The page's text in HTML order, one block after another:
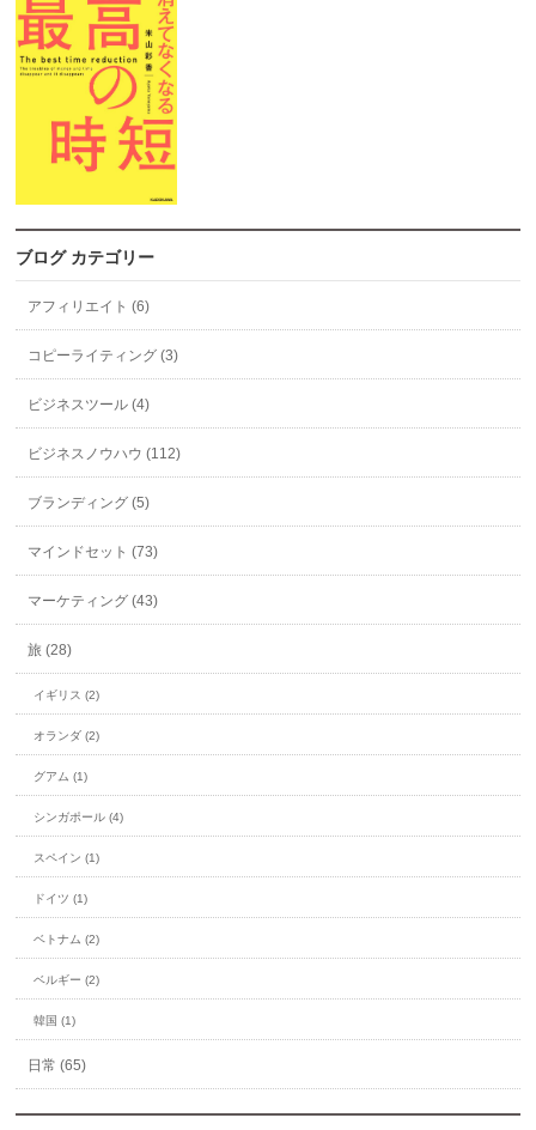
ブログ カテゴリー
アフィリエイト (6)
コピーライティング (3)
ビジネスツール (4)
ビジネスノウハウ (112)
ブランディング (5)
マインドセット (73)
マーケティング (43)
旅 (28)
イギリス (2)
オランダ (2)
グアム (1)
シンガポール (4)
スペイン (1)
ドイツ (1)
ベトナム (2)
ベルギー (2)
韓国 (1)
日常 (65)